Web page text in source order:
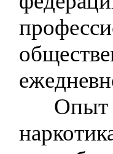
Опыт